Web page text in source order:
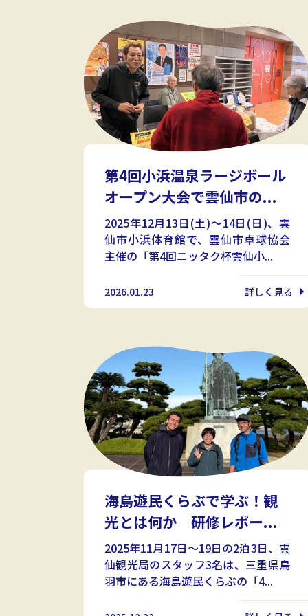
第4回小浜温泉ラージボール
オープン大会で雲仙市の...
2025年12月13日(土)〜14日(日)、雲
仙市小浜体育館で、雲仙市卓球協会
主催の「第4回ニッタク杯雲仙小...
2026.01.23 詳しく見る
海島遊民くらぶで学ぶ！観
光とは何か 研修レポー...
2025年11月17日～19日の2泊3日、雲
仙観光局のスタッフ3名は、三重県鳥
羽市にある海島遊民くらぶの「4...